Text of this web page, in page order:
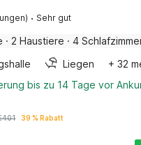
· Sehr gut
· 2 Haustiere · 4
Liegen
+ 32
bis zu 14 Tage vor
401 39 % Rabatt